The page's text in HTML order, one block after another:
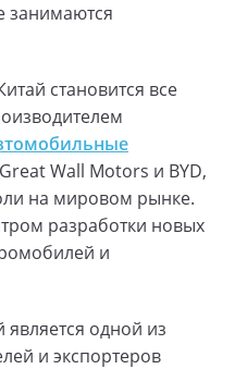
занимаются
становится все
Wall Motors и BYD,
на мировом рынке.
разработки новых
и
является одной из
и экспортеров